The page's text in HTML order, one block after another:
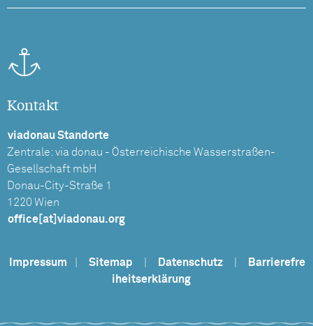
Kontakt
viadonau Standorte
Zentrale: via donau - Österreichische Wasserstraßen-
Gesellschaft mbH
Donau-City-Straße 1
1220 Wien
office[at]viadonau.org
Impressum Sitemap Datenschutz
Barrierefre
iheitserklärung